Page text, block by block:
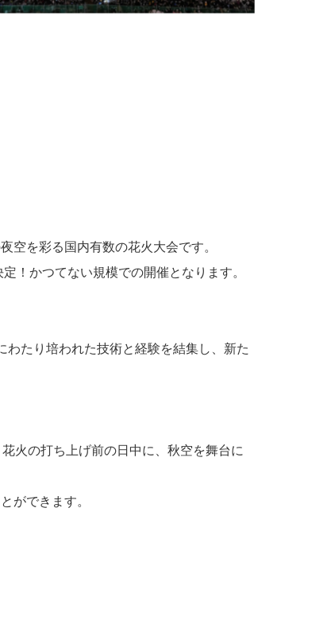
を彩る国内有数の花火大会です。
！かつてない規模での開催となります。
たり培われた技術と経験を結集し、新た
火の打ち上げ前の日中に、秋空を舞台に
ができます。